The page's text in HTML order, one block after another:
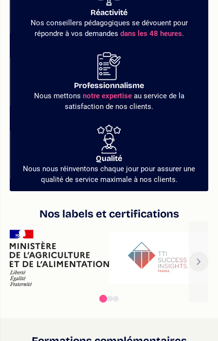
Réactivité
Nos conseillers pédagogiques se dévouent pour
répondre à vos demandes dans les 48 heures.
Professionnalisme
Nous mettons notre expertiseau service de la
satisfaction de nos clients.
Qualité
Nous nous réinventons chaque jour pour assurer une
qualité de service maximale à nos clients.
Nos labels et certifications